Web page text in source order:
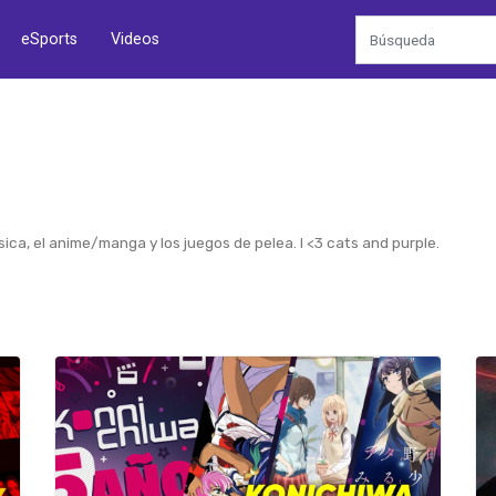
eSports Videos
el anime/manga y los juegos de pelea. I <3 cats and purple.